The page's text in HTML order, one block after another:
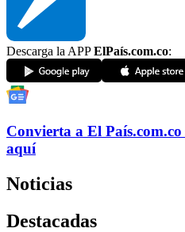
Descarga la APPElPaís.com.co:
Convierta a El País.com.co
aquí
Noticias
Destacadas